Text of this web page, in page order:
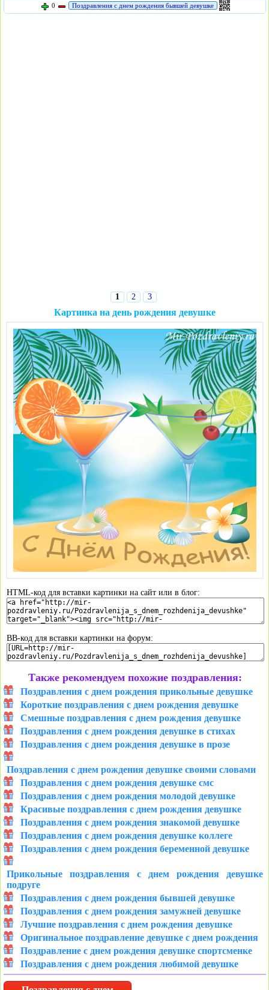
0
Поздравления с днем рождения бывшей девушке
1 2 3
Картинка на день рождения девушке
HTML-код для вставки картинки на сайт или в блог:
BB-код для вставки картинки на форум:
Также рекомендуем похожие поздравления:
Поздравления с днем рождения прикольные девушке
Короткие поздравления с днем рождения девушке
Смешные поздравления с днем рождения девушке
Поздравления с днем рождения девушке в стихах
Поздравления с днем рождения девушке в прозе
Поздравления с днем рождения девушке своими словами
Поздравления с днем рождения девушке смс
Поздравления с днем рождения молодой девушке
Красивые поздравления с днем рождения девушке
Поздравления с днем рождения знакомой девушке
Поздравления с днем рождения девушке коллеге
Поздравления с днем рождения беременной девушке
Прикольные поздравления с днем рождения девушке
подруге
Поздравления с днем рождения бывшей девушке
Поздравления с днем рождения замужней девушке
Лучшие поздравления с днем рождения девушке
Оригинальное поздравление девушке с днем рождения
Поздравление с днем рождения девушке спортсменке
Поздравления с днем рождения любимой девушке